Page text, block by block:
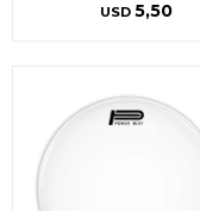
USD 5,50
Día
Día